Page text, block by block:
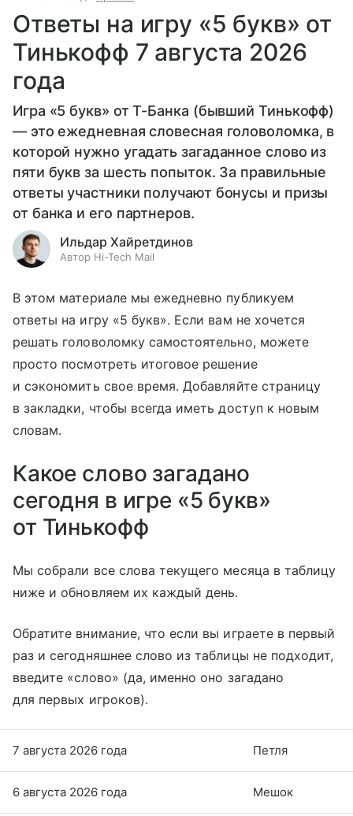
Ответы на игру «5 букв» от
Тинькофф 7 августа 2026
года
Игра «5 букв» от Т-Банка (бывший Тинькофф)
— это ежедневная словесная головоломка, в
которой нужно угадать загаданное слово из
пяти букв за шесть попыток. За правильные
ответы участники получают бонусы и призы
от банка и его партнеров.
Ильдар Хайретдинов
Автор Hi-Tech Mail
В этом материале мы ежедневно публикуем
ответы на игру «5 букв». Если вам не хочется
решать головоломку самостоятельно, можете
просто посмотреть итоговое решение
и сэкономить свое время. Добавляйте страницу
в закладки, чтобы всегда иметь доступ к новым
словам.
Какое слово загадано
сегодня в игре «5 букв»
от Тинькофф
Мы собрали все слова текущего месяца в таблицу
ниже и обновляем их каждый день.
Обратите внимание, что если вы играете в первый
раз и сегодняшнее слово из таблицы не подходит,
введите «слово» (да, именно оно загадано
для первых игроков).
7 августа 2026 года Петля
6 августа 2026 года Мешок